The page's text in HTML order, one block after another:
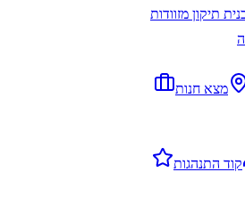
תיקון מזוודות
מצא חנות
קוד התנהגות